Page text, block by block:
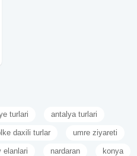
turlari antalya turlari
daxili turlar umre ziyareti
elanlari nardaran konya